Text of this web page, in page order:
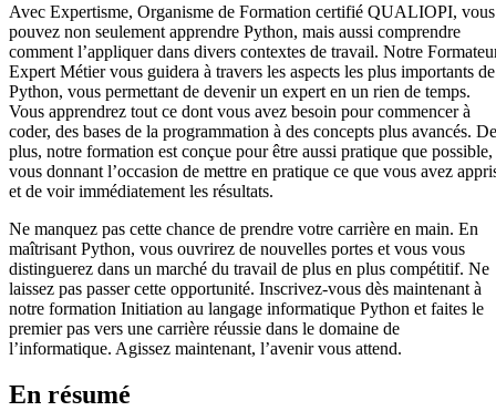
Avec Expertisme, Organisme de Formation certifié QUALIOPI, vous
pouvez non seulement apprendre Python, mais aussi comprendre
comment l’appliquer dans divers contextes de travail. Notre
Expert Métier vous guidera à travers les aspects les plus importants de
Python, vous permettant de devenir un expert en un rien de temps.
Vous apprendrez tout ce dont vous avez besoin pour commencer à
coder, des bases de la programmation à des concepts plus avancés. De
plus, notre formation est conçue pour être aussi pratique que possible,
vous donnant l’occasion de mettre en pratique ce que vous avez
et de voir immédiatement les résultats.
Ne manquez pas cette chance de prendre votre carrière en main. En
maîtrisant Python, vous ouvrirez de nouvelles portes et vous vous
distinguerez dans un marché du travail de plus en plus compétitif. Ne
laissez pas passer cette opportunité. Inscrivez-vous dès maintenant à
notre formation Initiation au langage informatique Python et faites le
premier pas vers une carrière réussie dans le domaine de
l’informatique. Agissez maintenant, l’avenir vous attend.
En résumé